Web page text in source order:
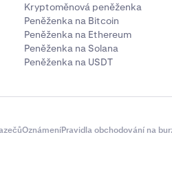
Kryptoměnová peněženka
Peněženka na Bitcoin
Peněženka na Ethereum
Peněženka na Solana
Peněženka na USDT
OznámeníPravidla obchodování na